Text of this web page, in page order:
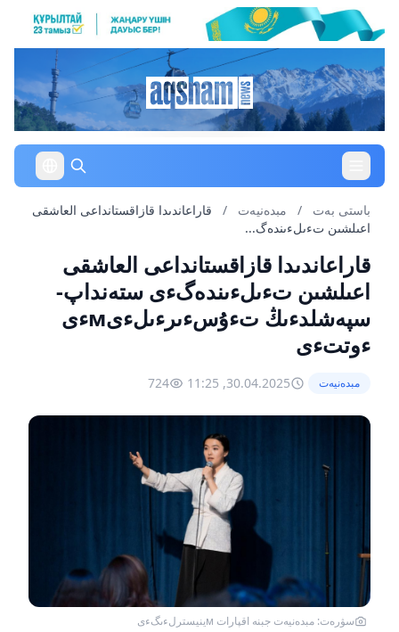
باستى بەت / مبدەنيەت /
قاراعاندىدا قازاقستانداعى العاشقى
اعىلشىن تءىلءىندەگ...
قاراعاندىدا قازاقستانداعى العاشقى
اعىلشىن تءىلءىندەگءى ستەنداپ-
سپەشلدءىڭ تءۇسءىرءىلءىмءى
ءوتتءى
مبدەنيەت 30.04.2025, 11:25
724
سۋرەت: مبدەنيەت جبنە اقپارات мينيسترلءىگءى